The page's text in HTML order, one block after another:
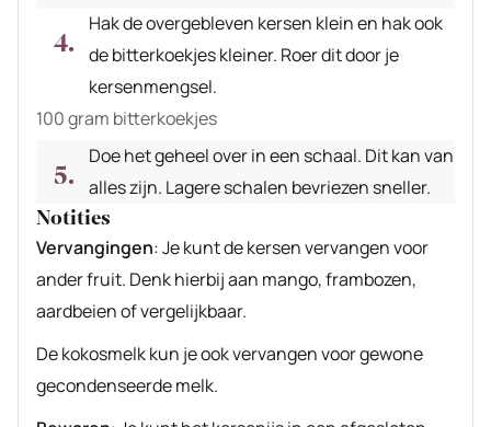
Hak de overgebleven kersen klein en hak ook
de bitterkoekjes kleiner. Roer dit door je
kersenmengsel.
100 gram bitterkoekjes
Doe het geheel over in een schaal. Dit kan van
alles zijn. Lagere schalen bevriezen sneller.
Notities
Vervangingen: Je kunt de kersen vervangen voor
ander fruit. Denk hierbij aan mango, frambozen,
aardbeien of vergelijkbaar.
De kokosmelk kun je ook vervangen voor gewone
gecondenseerde melk.